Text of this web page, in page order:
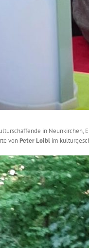
in Neunkirchen,
vonPeter Loibl im